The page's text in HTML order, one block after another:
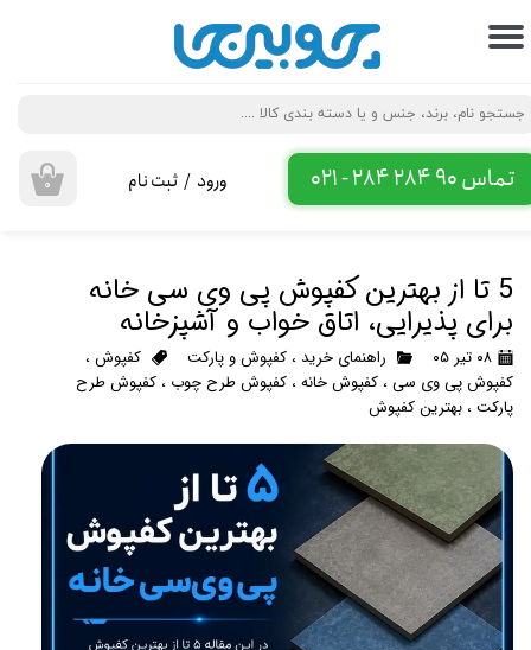
تماس 90 284 284 - 021 ۰ ورود / ثبت نام
حساب کاربری من
تغییر گذر واژه
سفارشات
خروج از حساب کاربری
5 تا از بهترین کفپوش پی وی سی خانه
برای پذیرایی، اتاق خواب و آشپزخانه
۰۸ تیر ۰۵ راهنمای خرید ، کفپوش و پارکت کفپوش،
کفپوش پی وی سی، کفپوش خانه، کفپوش طرح چوب ، کفپوش طرح
پارکت، بهترین کفپوش